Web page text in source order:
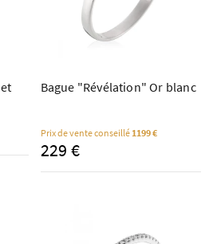
Bague "Révélation" Or blanc
Prix de vente conseillé1199 €
229 €